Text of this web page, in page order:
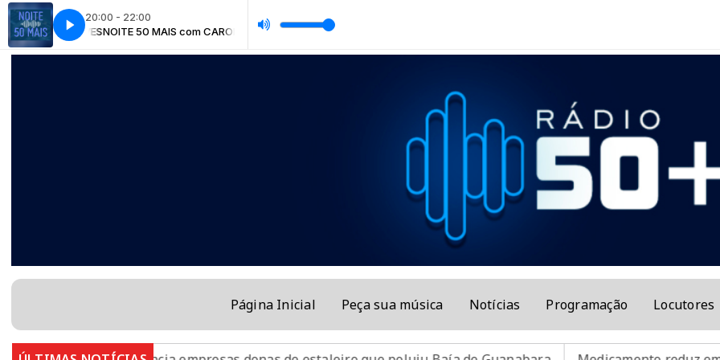
20:00 - 22:00
CAROL CHAVES NOITE 50 MAIS com CAROL CHAVES
Página Inicial Peça sua música Notícias Programação Locutores